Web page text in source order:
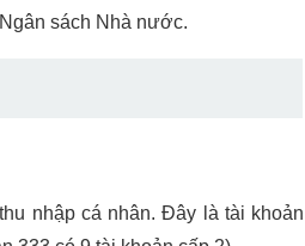
sách Nhà nước.
nhập cá nhân. Đây là tài khoản